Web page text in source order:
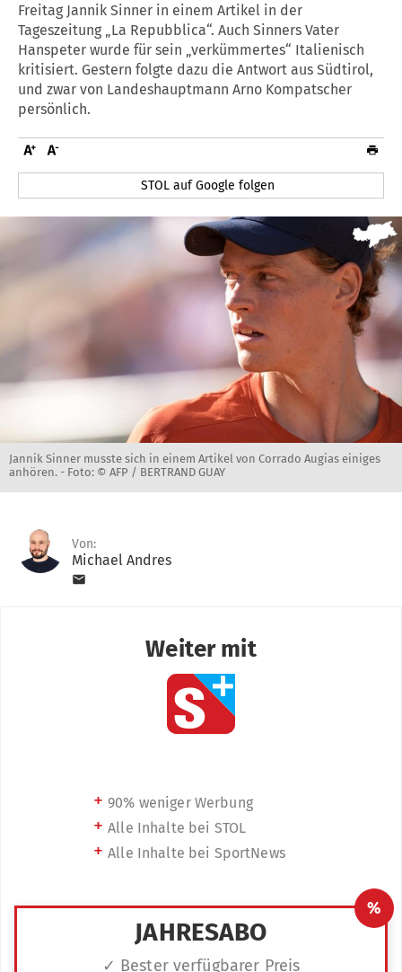
Freitag Jannik Sinner in einem Artikel in der
Tageszeitung „La Repubblica“. Auch Sinners Vater
Hanspeter wurde für sein „verkümmertes“ Italienisch
kritisiert. Gestern folgte dazu die Antwort aus Südtirol,
und zwar von Landeshauptmann Arno Kompatscher
persönlich.
STOL auf Google folgen
Jannik Sinner musste sich in einem Artikel von Corrado Augias einiges
anhören. - Foto: © AFP / BERTRAND GUAY
Von:
Michael Andres